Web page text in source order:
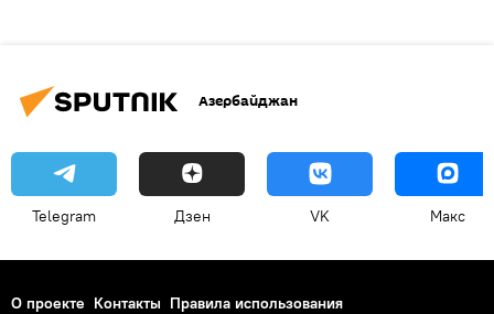
Азербайджан
Telegram Дзен VK Макс
О проекте Контакты Правила использования